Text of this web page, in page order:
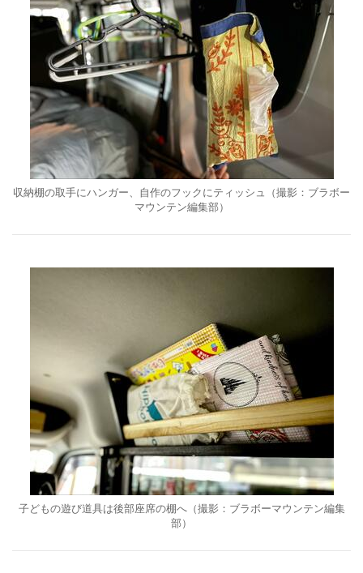
収納棚の取手にハンガー、自作のフックにティッシュ（撮影：ブラボー
マウンテン編集部）
子どもの遊び道具は後部座席の棚へ（撮影：ブラボーマウンテン編集
部）